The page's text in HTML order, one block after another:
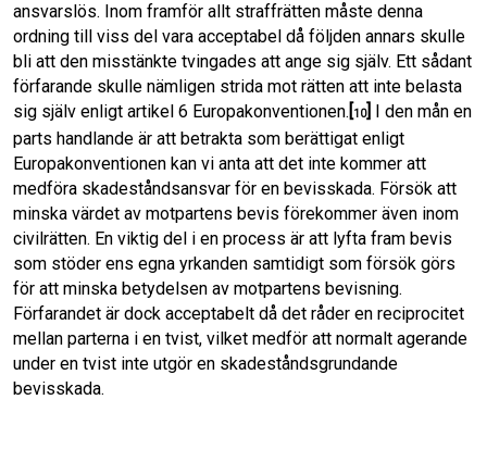
ansvarslös. Inom framför allt straffrätten måste denna
ordning till viss del vara acceptabel då följden annars skulle
bli att den misstänkte tvingades att ange sig själv. Ett sådant
förfarande skulle nämligen strida mot rätten att inte belasta
sig själv enligt artikel 6 Europakonventionen. [10] I den mån en
parts handlande är att betrakta som berättigat enligt
Europakonventionen kan vi anta att det inte kommer att
medföra skadeståndsansvar för en bevisskada. Försök att
minska värdet av motpartens bevis förekommer även inom
civilrätten. En viktig del i en process är att lyfta fram bevis
som stöder ens egna yrkanden samtidigt som försök görs
för att minska betydelsen av motpartens bevisning.
Förfarandet är dock acceptabelt då det råder en reciprocitet
mellan parterna i en tvist, vilket medför att normalt agerande
under en tvist inte utgör en skadeståndsgrundande
bevisskada.